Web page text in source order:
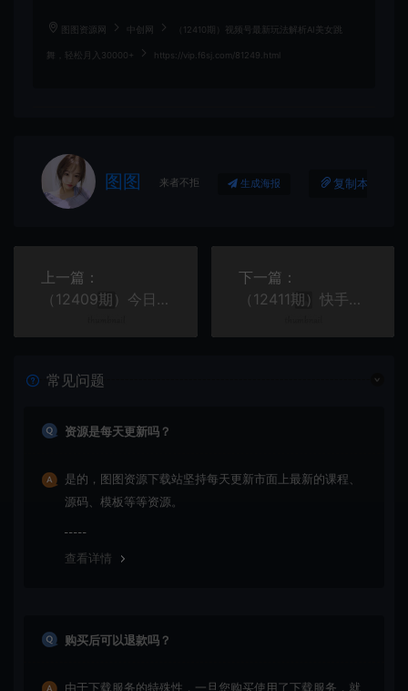
图图资源网 中创网 （12410期）视频号最新玩法解析AI美女跳
舞，轻松月入30000+ https://vip.f6sj.com/81249.html
图图 来者不拒 生成海报 复制本文链接
上一篇：
（12409期）今日头条最新暴利玩法揭秘，轻松日入3000+
下一篇：
（12411期）快手磁力巨星自撸掘金3.0，长久项目，日入500+个人可批量操作轻松月入过万
常见问题
资源是每天更新吗？
是的，图图资源下载站坚持每天更新市面上最新的课程、
源码、模板等等资源。
查看详情
购买后可以退款吗？
由于下载服务的特殊性，一旦您购买使用了下载服务，就